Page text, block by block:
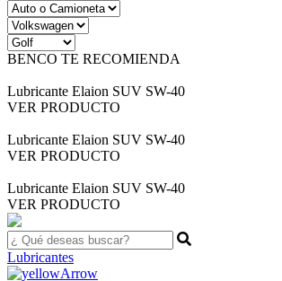
BENCO TE RECOMIENDA
Lubricante Elaion SUV SW-40
VER PRODUCTO
Lubricante Elaion SUV SW-40
VER PRODUCTO
Lubricante Elaion SUV SW-40
VER PRODUCTO
Lubricantes